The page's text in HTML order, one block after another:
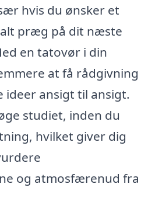
hvis du ønsker et
præg på dit næste
en tatovør i din
at få rådgivning
ideer ansigt til ansigt.
studiet, inden du
hvilket giver dig
og atmosfærenud fra